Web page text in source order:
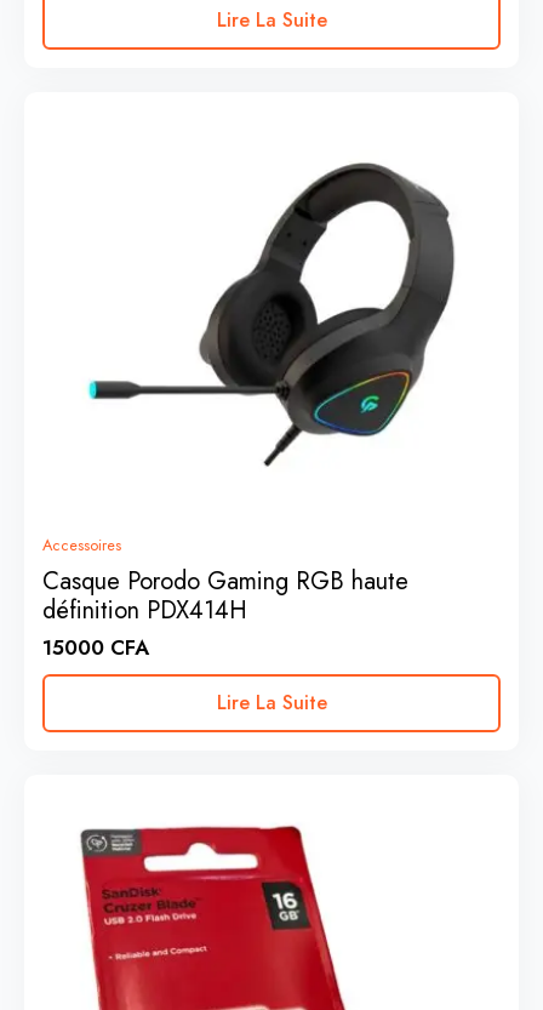
Lire La Suite
Accessoires
Casque Porodo Gaming RGB haute
définition PDX414H
15000 CFA
Lire La Suite